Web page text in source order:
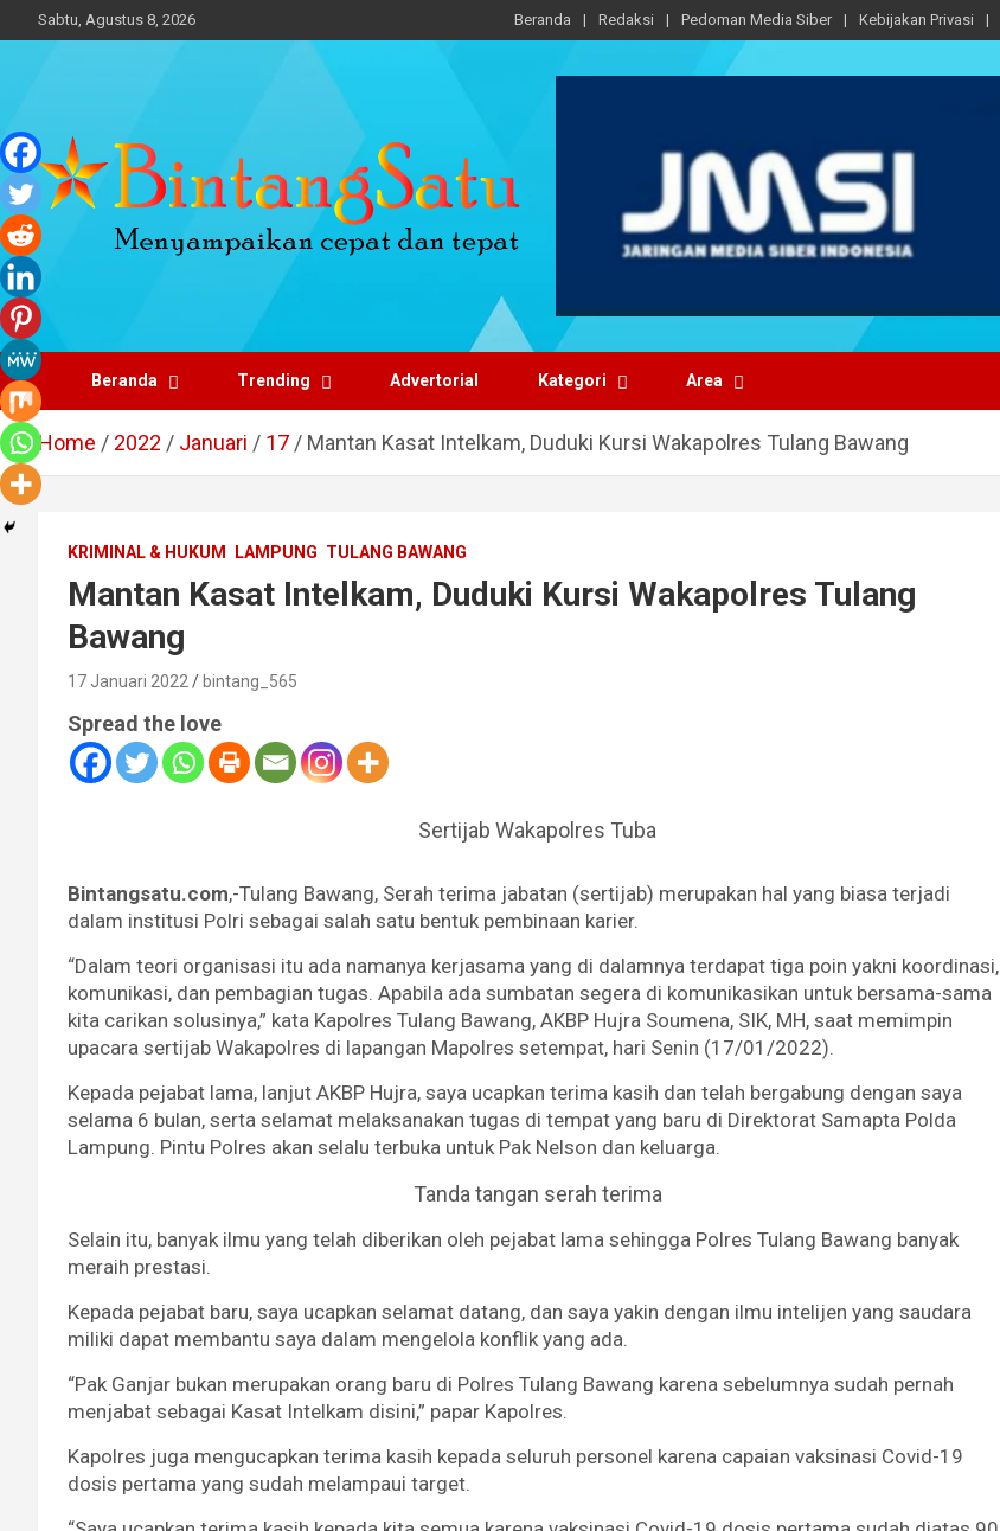
to
Sabtu, Agustus 8, 2026 Beranda Redaksi Pedoman Media Siber Kebijakan Privasi
Portal Berita Nasional
dan Regional
Beranda Trending Advertorial Kategori Area
Home 2022 Januari 17 Mantan Kasat Intelkam, Duduki Kursi Wakapolres Tulang Bawang
KRIMINAL & HUKUM LAMPUNG TULANG BAWANG
Mantan Kasat Intelkam, Duduki Kursi Wakapolres Tulang
Bawang
17 Januari 2022 bintang_565
Spread the love
Sertijab Wakapolres Tuba
Bintangsatu.com,-Tulang Bawang, Serah terima jabatan (sertijab) merupakan hal yang biasa terjadi
dalam institusi Polri sebagai salah satu bentuk pembinaan karier.
“Dalam teori organisasi itu ada namanya kerjasama yang di dalamnya terdapat tiga poin yakni koordinasi,
komunikasi, dan pembagian tugas. Apabila ada sumbatan segera di komunikasikan untuk bersama-sama
kita carikan solusinya,” kata Kapolres Tulang Bawang, AKBP Hujra Soumena, SIK, MH, saat memimpin
upacara sertijab Wakapolres di lapangan Mapolres setempat, hari Senin (17/01/2022).
Kepada pejabat lama, lanjut AKBP Hujra, saya ucapkan terima kasih dan telah bergabung dengan saya
selama 6 bulan, serta selamat melaksanakan tugas di tempat yang baru di Direktorat Samapta Polda
Lampung. Pintu Polres akan selalu terbuka untuk Pak Nelson dan keluarga.
Tanda tangan serah terima
Selain itu, banyak ilmu yang telah diberikan oleh pejabat lama sehingga Polres Tulang Bawang banyak
meraih prestasi.
Kepada pejabat baru, saya ucapkan selamat datang, dan saya yakin dengan ilmu intelijen yang saudara
miliki dapat membantu saya dalam mengelola konflik yang ada.
“Pak Ganjar bukan merupakan orang baru di Polres Tulang Bawang karena sebelumnya sudah pernah
menjabat sebagai Kasat Intelkam disini,” papar Kapolres.
Kapolres juga mengucapkan terima kasih kepada seluruh personel karena capaian vaksinasi Covid-19
dosis pertama yang sudah melampaui target.